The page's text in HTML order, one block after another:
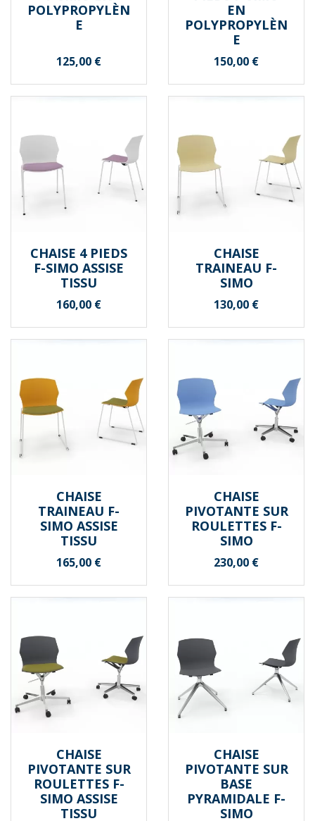
POLYPROPYLÈN
E
Prix
125,00 €
EN
POLYPROPYLÈN
E
Prix
150,00 €
CHAISE 4 PIEDS
F-SIMO ASSISE
TISSU
Prix
160,00 €
CHAISE
TRAINEAU F-
SIMO
Prix
130,00 €
CHAISE
TRAINEAU F-
SIMO ASSISE
TISSU
Prix
165,00 €
CHAISE
PIVOTANTE SUR
ROULETTES F-
SIMO
Prix
230,00 €
CHAISE
PIVOTANTE SUR
ROULETTES F-
SIMO ASSISE
TISSU
CHAISE
PIVOTANTE SUR
BASE
PYRAMIDALE F-
SIMO